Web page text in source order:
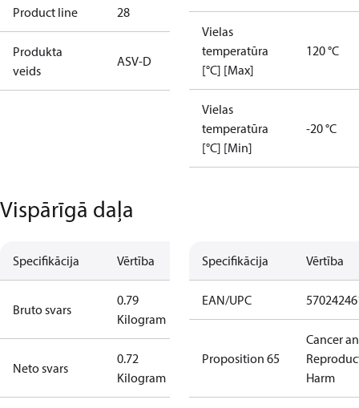
Product line 28
Produkta
veids
ASV-D
Vielas
temperatūra
[°C] [Max]
120 °C
Vielas
temperatūra
[°C] [Min]
-20 °C
Vispārīgā daļa
Specifikācija Vērtība
Bruto svars
0.79
Kilogram
Neto svars
0.72
Kilogram
Specifikācija Vērtība
EAN/UPC
Proposition 65
Cancer
Harm